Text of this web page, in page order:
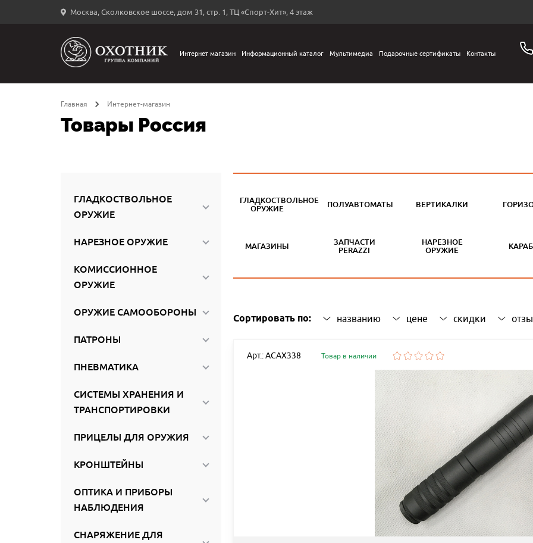
Москва, Сколковское шоссе, дом 31, стр. 1, ТЦ «Спорт-Хит», 4 этаж
←
Интернет магазин Информационный каталог Мультимедиа Подарочные сертификаты Контакты
Главная Интернет-магазин
Товары Россия
ГЛАДКОСТВОЛЬНОЕ
ОРУЖИЕ
НАРЕЗНОЕ ОРУЖИЕ
КОМИССИОННОЕ
ОРУЖИЕ
ОРУЖИЕ САМООБОРОНЫ
ПАТРОНЫ
ПНЕВМАТИКА
СИСТЕМЫ ХРАНЕНИЯ И
ТРАНСПОРТИРОВКИ
ПРИЦЕЛЫ ДЛЯ ОРУЖИЯ
КРОНШТЕЙНЫ
ОПТИКА И ПРИБОРЫ
НАБЛЮДЕНИЯ
СНАРЯЖЕНИЕ ДЛЯ
ГЛАДКОСТВОЛЬНОЕ
ОРУЖИЕ
ПОЛУАВТОМАТЫ ВЕРТИКАЛКИ
МАГАЗИНЫ
ЗАПЧАСТИ
PERAZZI
НАРЕЗНОЕ
ОРУЖИЕ
Сортировать по: названию цене скидки
Арт.: ACAX338 Товар в наличии